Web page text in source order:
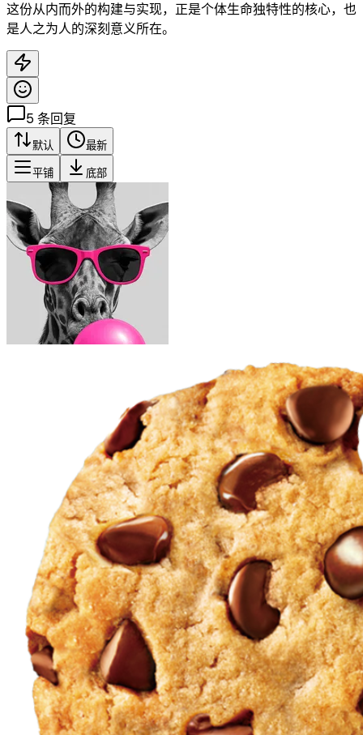
这份从内而外的构建与实现，正是个体生命独特性的核心，也
是人之为人的深刻意义所在。
5 条回复
默认 最新
平铺 底部